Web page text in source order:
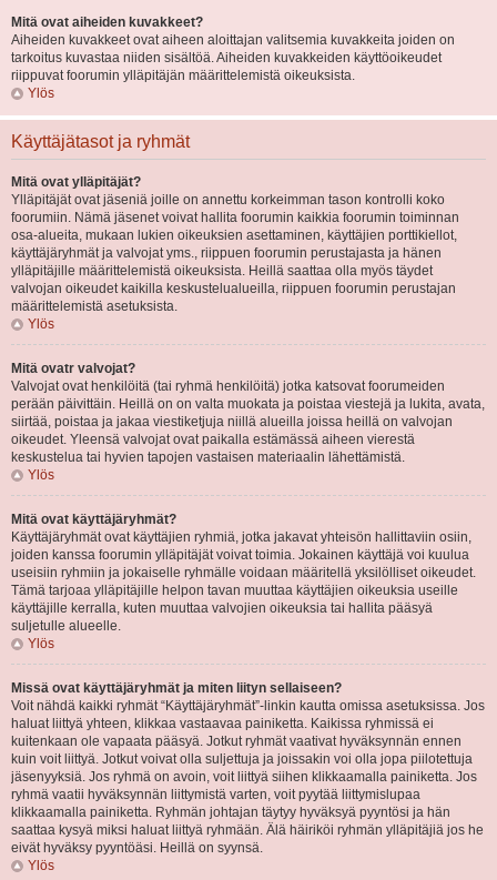
Mitä ovat aiheiden kuvakkeet?
Aiheiden kuvakkeet ovat aiheen aloittajan valitsemia kuvakkeita joiden on
tarkoitus kuvastaa niiden sisältöä. Aiheiden kuvakkeiden käyttöoikeudet
riippuvat foorumin ylläpitäjän määrittelemistä oikeuksista.
Ylös
Käyttäjätasot ja ryhmät
Mitä ovat ylläpitäjät?
Ylläpitäjät ovat jäseniä joille on annettu korkeimman tason kontrolli koko
foorumiin. Nämä jäsenet voivat hallita foorumin kaikkia foorumin toiminnan
osa-alueita, mukaan lukien oikeuksien asettaminen, käyttäjien porttikiellot,
käyttäjäryhmät ja valvojat yms., riippuen foorumin perustajasta ja hänen
ylläpitäjille määrittelemistä oikeuksista. Heillä saattaa olla myös täydet
valvojan oikeudet kaikilla keskustelualueilla, riippuen foorumin perustajan
määrittelemistä asetuksista.
Ylös
Mitä ovatr valvojat?
Valvojat ovat henkilöitä (tai ryhmä henkilöitä) jotka katsovat foorumeiden
perään päivittäin. Heillä on on valta muokata ja poistaa viestejä ja lukita, avata,
siirtää, poistaa ja jakaa viestiketjuja niillä alueilla joissa heillä on valvojan
oikeudet. Yleensä valvojat ovat paikalla estämässä aiheen vierestä
keskustelua tai hyvien tapojen vastaisen materiaalin lähettämistä.
Ylös
Mitä ovat käyttäjäryhmät?
Käyttäjäryhmät ovat käyttäjien ryhmiä, jotka jakavat yhteisön hallittaviin osiin,
joiden kanssa foorumin ylläpitäjät voivat toimia. Jokainen käyttäjä voi kuulua
useisiin ryhmiin ja jokaiselle ryhmälle voidaan määritellä yksilölliset oikeudet.
Tämä tarjoaa ylläpitäjille helpon tavan muuttaa käyttäjien oikeuksia useille
käyttäjille kerralla, kuten muuttaa valvojien oikeuksia tai hallita pääsyä
suljetulle alueelle.
Ylös
Missä ovat käyttäjäryhmät ja miten liityn sellaiseen?
Voit nähdä kaikki ryhmät “Käyttäjäryhmät”-linkin kautta omissa asetuksissa. Jos
haluat liittyä yhteen, klikkaa vastaavaa painiketta. Kaikissa ryhmissä ei
kuitenkaan ole vapaata pääsyä. Jotkut ryhmät vaativat hyväksynnän ennen
kuin voit liittyä. Jotkut voivat olla suljettuja ja joissakin voi olla jopa piilotettuja
jäsenyyksiä. Jos ryhmä on avoin, voit liittyä siihen klikkaamalla painiketta. Jos
ryhmä vaatii hyväksynnän liittymistä varten, voit pyytää liittymislupaa
klikkaamalla painiketta. Ryhmän johtajan täytyy hyväksyä pyyntösi ja hän
saattaa kysyä miksi haluat liittyä ryhmään. Älä häiriköi ryhmän ylläpitäjiä jos he
eivät hyväksy pyyntöäsi. Heillä on syynsä.
Ylös